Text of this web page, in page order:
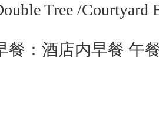
Tree /Courtyard
餐：酒店内早餐 午